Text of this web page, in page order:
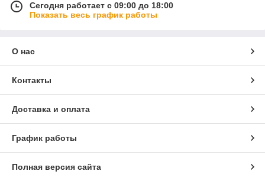
Сегодня работает с 09:00 до 18:00
Показать весь график работы
О нас
Контакты
Доставка и оплата
График работы
Полная версия сайта